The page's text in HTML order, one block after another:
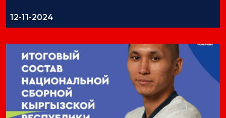
12-11-2024